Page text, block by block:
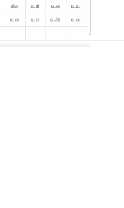
௰௯ ௨௰ ௨௧
௨௨
௨௬ ௨௭ ௨௮
௨௯